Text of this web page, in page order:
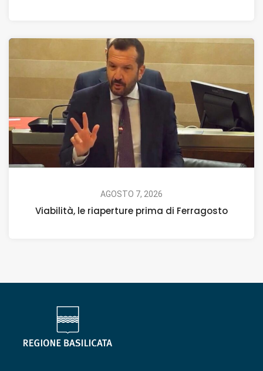
AGOSTO 7, 2026
Viabilità, le riaperture prima di Ferragosto